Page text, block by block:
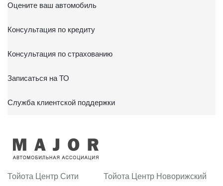
Оцените ваш автомобиль
Консультация по кредиту
Консультация по страхованию
Записаться на ТО
Служба клиентской поддержки
Тойота Центр Сити Тойота Центр Новорижский